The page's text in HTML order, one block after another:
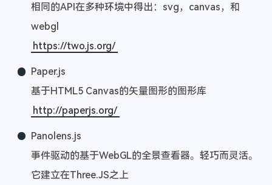
相同的API在多种环境中得出：svg，canvas，和
webgl
https://two.js.org/
Paper.js
基于HTML5 Canvas的矢量图形的图形库
http://paperjs.org/
Panolens.js
事件驱动的基于WebGL的全景查看器。轻巧而灵活。
它建立在Three.JS之上